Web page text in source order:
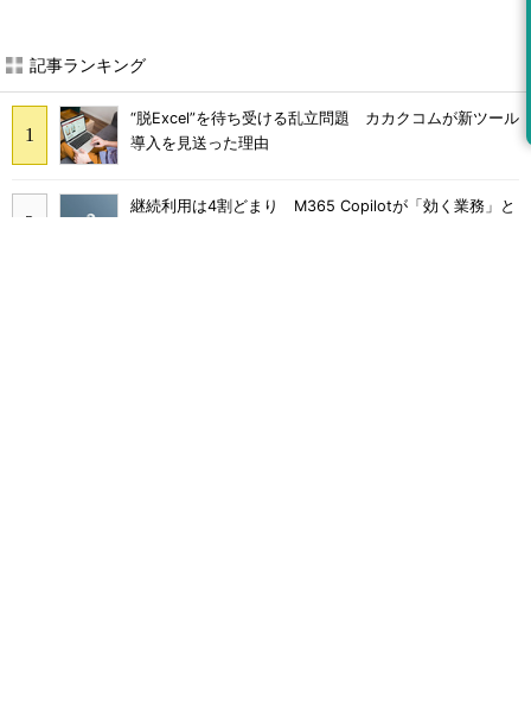
記事ランキング
“脱Excel”を待ち受ける乱立問題 カカクコムが新ツール
導入を見送った理由
継続利用は4割どまり M365 Copilotが「効く業務」と